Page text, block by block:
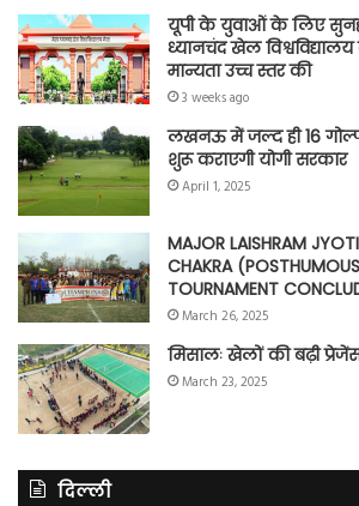
यूपी के युवाओं के लिए
ध्यानचंद खेल विश्वविद्यालय
मान्यता उच्च स्तर की
3 weeks ago
लखनऊ में जल्द ही 16
शुरू कराएगी योगी सरकार
April 1, 2025
MAJOR LAISHRAM
CHAKRA
TOURNAMENT
March 26, 2025
मिसालः खेलों की बढ़ी
March 23, 2025
दिल्ली